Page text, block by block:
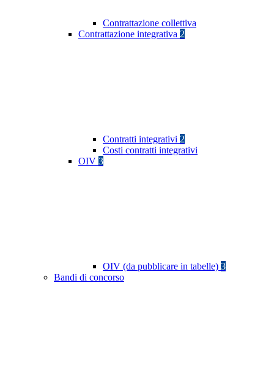
Contrattazione collettiva
Contrattazione integrativa 2
Contratti integrativi 2
Costi contratti integrativi
OIV 3
OIV (da pubblicare in tabelle) 3
Bandi di concorso